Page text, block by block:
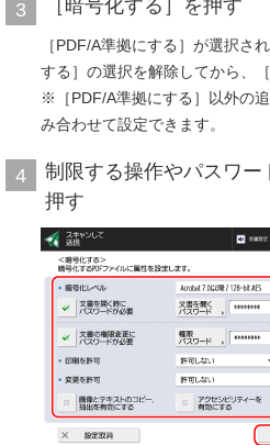
3 ［暗号化する］を押す
［PDF/A準拠にする］が選択さ
する］の選択を解除してから、
※［PDF/A準拠にする］以外の
み合わせて設定できます。
4
制限する操作やパスワー
押す